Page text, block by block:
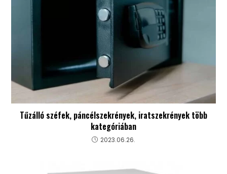
Tűzálló széfek, páncélszekrények, iratszekrények több
kategóriában
2023.06.26.